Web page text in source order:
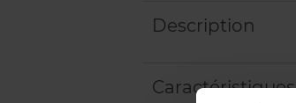
Description
Caractéristiques